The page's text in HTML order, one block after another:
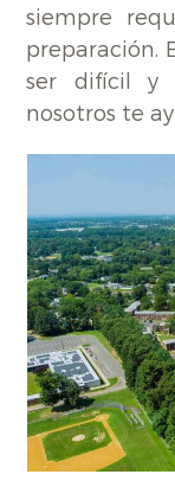
siempre
preparación.
ser difícil y
nosotros te